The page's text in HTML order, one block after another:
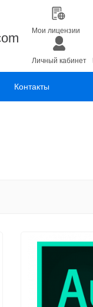
Мои лицензии
Личный кабинет
Контакты